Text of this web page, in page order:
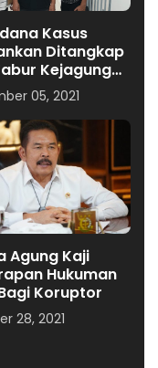
Kasus
Ditangkap
Kejagung
05, 2021
Agung Kaji
Hukuman
Koruptor
28, 2021